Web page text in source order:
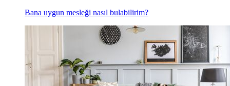
Bana uygun mesleği nasıl bulabilirim?